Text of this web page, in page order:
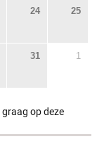
24 25
31 1
op deze